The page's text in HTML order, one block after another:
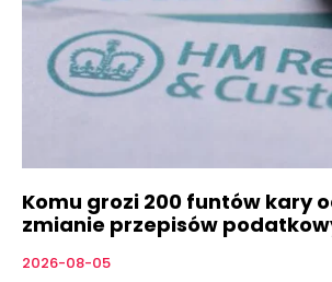
Komu grozi 200 funtów kary
zmianie przepisów
2026-08-05